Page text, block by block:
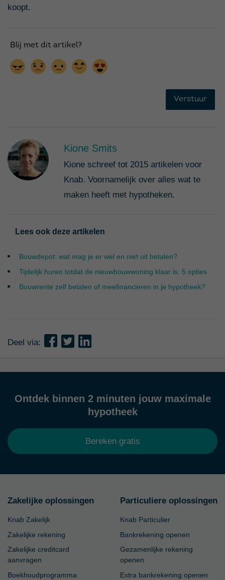
koopt.
Kione Smits
Kione schreef tot 2015 artikelen voor
Knab. Voornamelijk over alles wat te
maken heeft met hypotheken.
Lees ook deze artikelen
Bouwdepot: wat mag je er wel en niet uit betalen?
Tijdelijk huren totdat de nieuwbouwwoning klaar is: 5 opties
Bouwrente zelf betalen of meefinancieren in je hypotheek?
Deel via:
Ontdek binnen 2 minuten jouw maximale
hypotheek
Bereken gratis
Zakelijke oplossingen
Knab Zakelijk
Zakelijke rekening
Zakelijke creditcard
aanvragen
Boekhoudprogramma
Particuliere oplossingen
Knab Particulier
Bankrekening openen
Gezamenlijke rekening
openen
Extra bankrekening openen